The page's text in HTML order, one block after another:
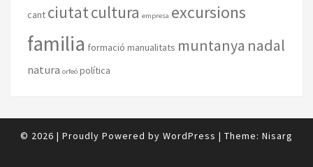
cant ciutatcultura empresa excursions
familia formació manualitats muntanya nadal
natura orfeó política
© 2026 | Proudly Powered by WordPress | Theme: Nisarg